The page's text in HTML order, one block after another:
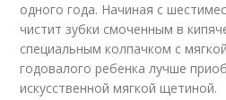
одного года. Начиная с
чистит зубки смоченным в
специальным колпачком с
годовалого ребенка лучше
искусственной мягкой щетиной.